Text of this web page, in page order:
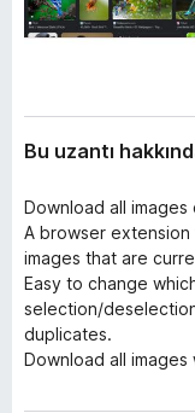
Bu uzantı
Download all
A browser
images that are
Easy to change
selection/
duplicates.
Download all